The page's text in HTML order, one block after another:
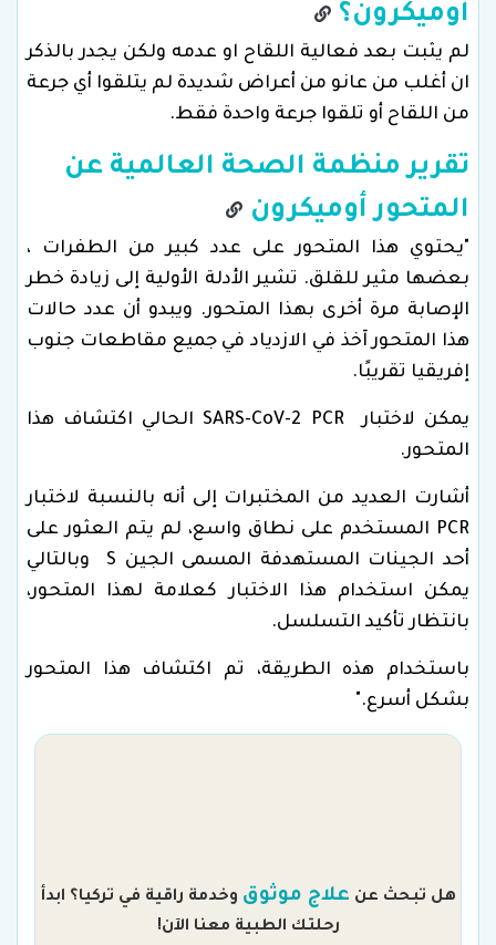
أوميكرون؟
لم يثبت بعد فعالية اللقاح او عدمه ولكن يجدر بالذكر
ان أغلب من عانو من أعراض شديدة لم يتلقوا أي جرعة
من اللقاح أو تلقوا جرعة واحدة فقط.
تقرير منظمة الصحة العالمية عن
المتحور أوميكرون
"يحتوي هذا المتحور على عدد كبير من الطفرات ،
بعضها مثير للقلق. تشير الأدلة الأولية إلى زيادة خطر
الإصابة مرة أخرى بهذا المتحور. ويبدو أن عدد حالات
هذا المتحور آخذ في الازدياد في جميع مقاطعات جنوب
إفريقيا تقريبًا.
يمكن لاختبار SARS-CoV-2 PCR الحالي اكتشاف هذا
المتحور.
أشارت العديد من المختبرات إلى أنه بالنسبة لاختبار
PCR المستخدم على نطاق واسع، لم يتم العثور على
أحد الجينات المستهدفة المسمى الجين S وبالتالي
يمكن استخدام هذا الاختبار كعلامة لهذا المتحور،
بانتظار تأكيد التسلسل.
باستخدام هذه الطريقة، تم اكتشاف هذا المتحور
بشكل أسرع."
هل تبحث عن علاج موثوق وخدمة راقية في تركيا؟ ابدأ
رحلتك الطبية معنا الآن!